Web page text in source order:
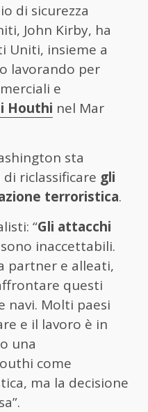
di sicurezza
John Kirby, ha
Uniti, insieme a
lavorando per
e
Houthi nel Mar
sta
riclassificare gli
terroristica.
“Gli attacchi
inaccettabili.
partner e alleati,
questi
navi. Molti paesi
e il lavoro è in
una
come
ma la decisione